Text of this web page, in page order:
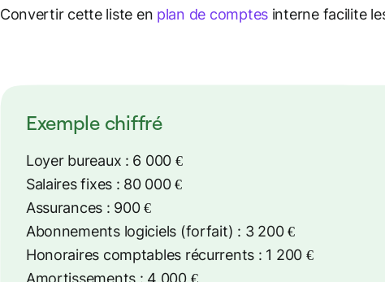
Convertir cette liste en plan de comptesinterne facilite
Exemple chiffré
Loyer bureaux : 6 000 €
Salaires fixes : 80 000 €
Assurances : 900 €
Abonnements logiciels (forfait) : 3 200 €
Honoraires comptables récurrents : 1 200 €
Amortissements : 4 000 €